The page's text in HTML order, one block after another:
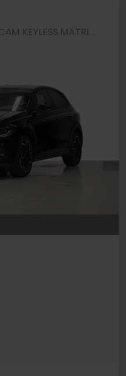
Polo 1.0 R-LINE DSG NAVI CAM KEYLESS MATRIXLED